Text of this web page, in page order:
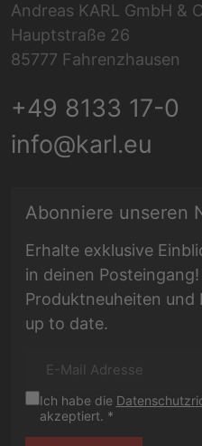
Andreas KARL GmbH &
Hauptstraße 26
85777 Fahrenzhausen
+49 8133 17-0
info@karl.eu
Abonniere unseren
Erhalte exklusive
in deinen
Produktneuheiten und
up to date.
E-Mail Adresse
Ich habe die
akzeptiert. *